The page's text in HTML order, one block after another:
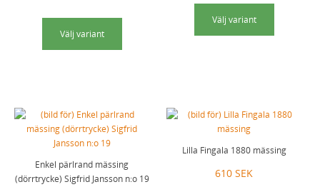
Välj variant
Välj variant
Enkel pärlrand mässing
(dörrtrycke) Sigfrid Jansson n:o 19
Lilla Fingala 1880 mässing
610 SEK